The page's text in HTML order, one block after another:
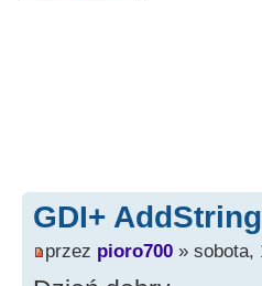
GDI+
przez pioro700 » sobota,